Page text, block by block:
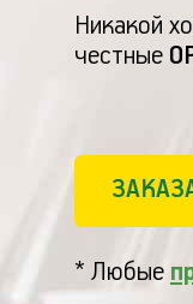
Никакой
честные
* Любые